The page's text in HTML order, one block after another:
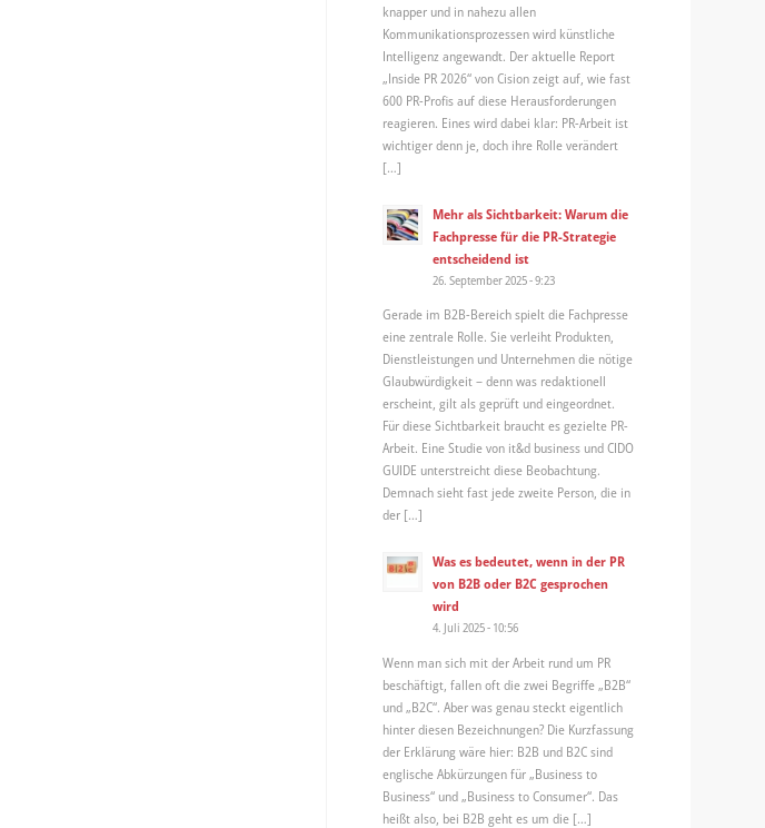
knapper und in nahezu allen
Kommunikationsprozessen wird künstliche
Intelligenz angewandt. Der aktuelle Report
„Inside PR 2026“ von Cision zeigt auf, wie fast
600 PR-Profis auf diese Herausforderungen
reagieren. Eines wird dabei klar: PR-Arbeit ist
wichtiger denn je, doch ihre Rolle verändert
[…]
Mehr als Sichtbarkeit: Warum die
Fachpresse für die PR-Strategie
entscheidend ist
26. September 2025 - 9:23
Gerade im B2B-Bereich spielt die Fachpresse
eine zentrale Rolle. Sie verleiht Produkten,
Dienstleistungen und Unternehmen die nötige
Glaubwürdigkeit – denn was redaktionell
erscheint, gilt als geprüft und eingeordnet.
Für diese Sichtbarkeit braucht es gezielte PR-
Arbeit. Eine Studie von it&d business und CIDO
GUIDE unterstreicht diese Beobachtung.
Demnach sieht fast jede zweite Person, die in
der […]
Was es bedeutet, wenn in der PR
von B2B oder B2C gesprochen
wird
4. Juli 2025 - 10:56
Wenn man sich mit der Arbeit rund um PR
beschäftigt, fallen oft die zwei Begriffe „B2B“
und „B2C“. Aber was genau steckt eigentlich
hinter diesen Bezeichnungen? Die Kurzfassung
der Erklärung wäre hier: B2B und B2C sind
englische Abkürzungen für „Business to
Business“ und „Business to Consumer“. Das
heißt also, bei B2B geht es um die […]